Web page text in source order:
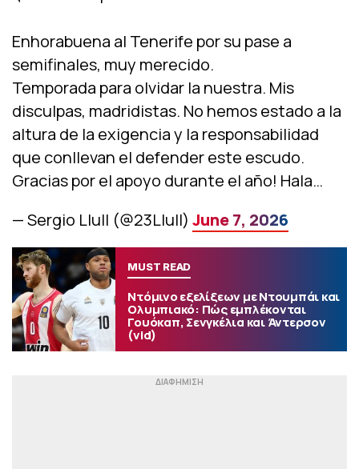
Enhorabuena al Tenerife por su pase a
semifinales, muy merecido.
Temporada para olvidar la nuestra. Mis
disculpas, madridistas. No hemos estado a la
altura de la exigencia y la responsabilidad
que conllevan el defender este escudo.
Gracias por el apoyo durante el año! Hala…
— Sergio Llull (@23Llull) June 7, 2026
MUST READ
Ντόμινο εξελίξεων με Ντουμπάι και
Ολυμπιακό: Πώς εμπλέκονται
Γουόκαπ, Σενγκέλια και Άντερσον
(vid)